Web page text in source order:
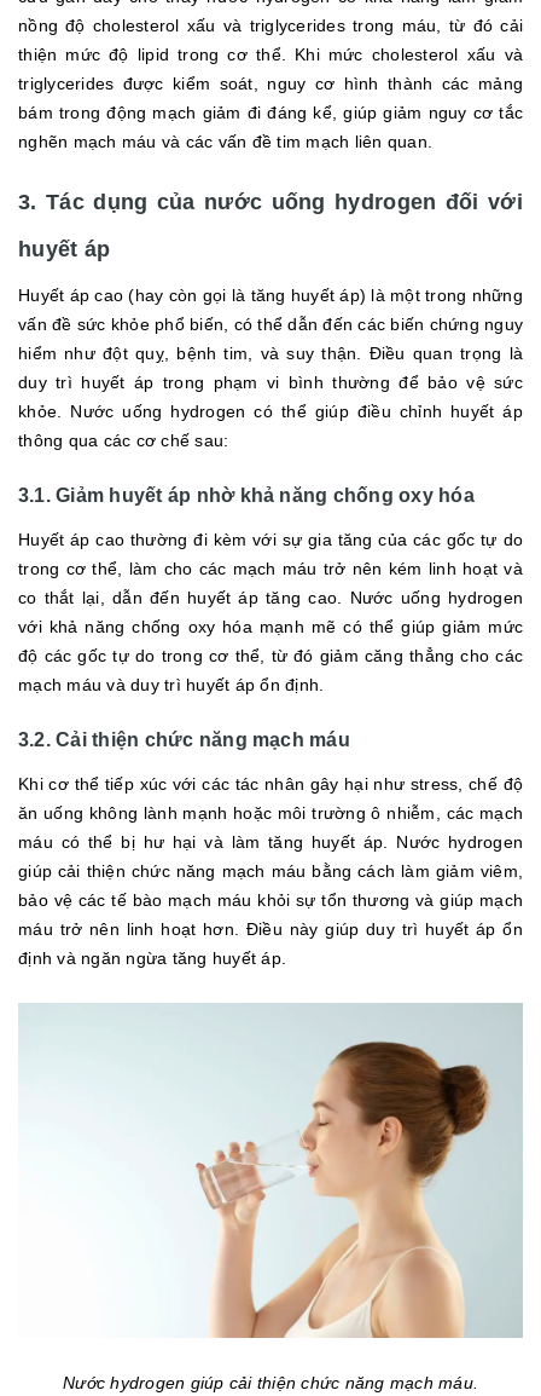
nồng độ cholesterol xấu và triglycerides trong máu, từ đó cải
thiện mức độ lipid trong cơ thể. Khi mức cholesterol xấu và
triglycerides được kiểm soát, nguy cơ hình thành các mảng
bám trong động mạch giảm đi đáng kể, giúp giảm nguy cơ tắc
nghẽn mạch máu và các vấn đề tim mạch liên quan.
3. Tác dụng của nước uống hydrogen đối với
huyết áp
Huyết áp cao (hay còn gọi là tăng huyết áp) là một trong những
vấn đề sức khỏe phổ biến, có thể dẫn đến các biến chứng nguy
hiểm như đột quỵ, bệnh tim, và suy thận. Điều quan trọng là
duy trì huyết áp trong phạm vi bình thường để bảo vệ sức
khỏe. Nước uống hydrogen có thể giúp điều chỉnh huyết áp
thông qua các cơ chế sau:
3.1. Giảm huyết áp nhờ khả năng chống oxy hóa
Huyết áp cao thường đi kèm với sự gia tăng của các gốc tự do
trong cơ thể, làm cho các mạch máu trở nên kém linh hoạt và
co thắt lại, dẫn đến huyết áp tăng cao. Nước uống hydrogen
với khả năng chống oxy hóa mạnh mẽ có thể giúp giảm mức
độ các gốc tự do trong cơ thể, từ đó giảm căng thẳng cho các
mạch máu và duy trì huyết áp ổn định.
3.2. Cải thiện chức năng mạch máu
Khi cơ thể tiếp xúc với các tác nhân gây hại như stress, chế độ
ăn uống không lành mạnh hoặc môi trường ô nhiễm, các mạch
máu có thể bị hư hại và làm tăng huyết áp. Nước hydrogen
giúp cải thiện chức năng mạch máu bằng cách làm giảm viêm,
bảo vệ các tế bào mạch máu khỏi sự tổn thương và giúp mạch
máu trở nên linh hoạt hơn. Điều này giúp duy trì huyết áp ổn
định và ngăn ngừa tăng huyết áp.
Nước hydrogen giúp cải thiện chức năng mạch máu.